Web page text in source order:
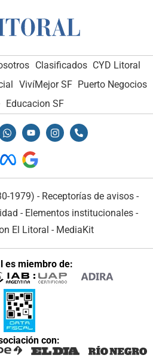
Clasificados CYD Litoral
VivíMejor SF Puerto Negocios
Educacion SF
1979) - Receptorías de avisos -
- Elementos institucionales -
El Litoral - MediaKit
es miembro de:
con: